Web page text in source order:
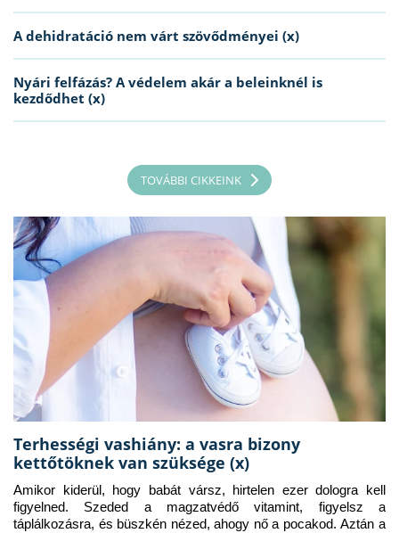
A dehidratáció nem várt szövődményei (x)
Nyári felfázás? A védelem akár a beleinknél is
kezdődhet (x)
TOVÁBBI CIKKEINK
Terhességi vashiány: a vasra bizony
kettőtöknek van szüksége (x)
Amikor kiderül, hogy babát vársz, hirtelen ezer dologra kell
figyelned. Szeded a magzatvédő vitamint, figyelsz a
táplálkozásra, és büszkén nézed, ahogy nő a pocakod. Aztán a